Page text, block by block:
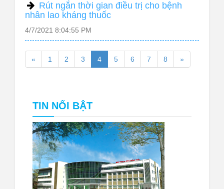
Rút ngắn thời gian điều trị cho bệnh
nhân lao kháng thuốc
4/7/2021 8:04:55 PM
« 1 2 3 4 5 6 7 8 »
TIN NỔI BẬT